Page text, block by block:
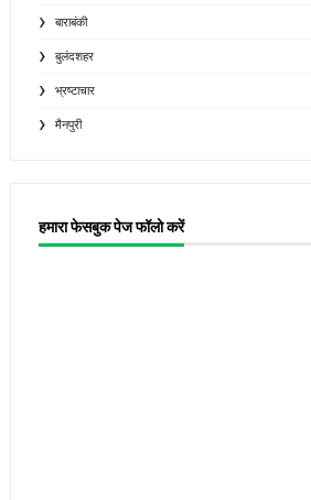
बाराबंकी
बुलंदशहर
भ्रष्टाचार
मैनपुरी
हमारा फेसबुक पेज फॉलो करें